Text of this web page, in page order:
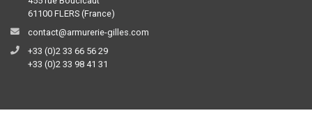
61100 FLERS (France)
contact@armurerie-gilles.com
+33 (0)2 33 66 56 29
+33 (0)2 33 98 41 31